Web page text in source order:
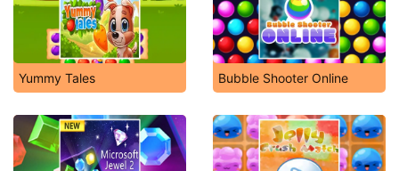
Yummy Tales Bubble Shooter Online